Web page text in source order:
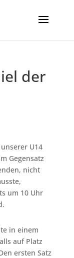
der
U14
Gegensatz
nicht
um 10 Uhr
in einem
auf Platz
ersten Satz